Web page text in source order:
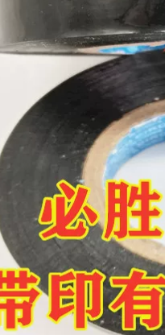
xanh chống nướng
Băng keo điện chịu
nước
199,000
Băng keo xanh
Kaizhen, băng keo
cách điện, bảng
mạch mạ điện, sơn
phun và sơn bóng
nướng, băng keo
chịu nhiệt độ cao
PET màu xanh lá
cây băng keo cách
điện
185,000
Nhà máy trực tiếp
chống cháy băng
đen acetate băng
gói LCD sửa chữa
cách nhiệt băng
nhiệt độ cao bán
buôn băng keo cách
điện hạ thế
215,000